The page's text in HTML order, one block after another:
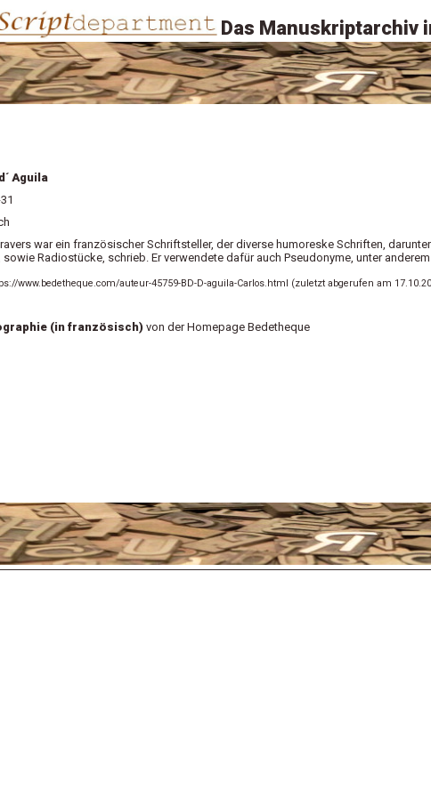
Das Manuskriptarchiv
Aguila
war ein französischer Schriftsteller, der diverse humoreske Schriften,
sowie Radiostücke, schrieb. Er verwendete dafür auch Pseudonyme, unter
www.bedetheque.com/auteur-45759-BD-D-aguila-Carlos.html (zuletzt abgerufen am
(in französisch)von der Homepage Bedetheque